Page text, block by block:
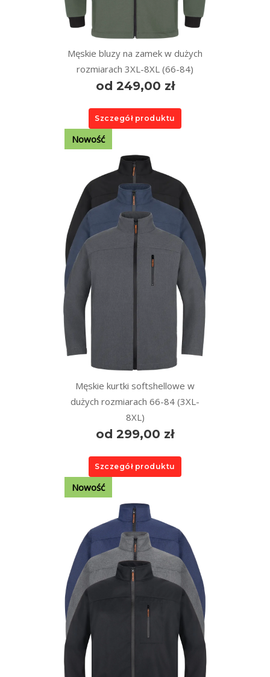
Męskie bluzy na zamek w dużych
rozmiarach 3XL-8XL (66-84)
od 249,00 zł
Szczegół produktu
Nowość
Męskie kurtki softshellowe w
dużych rozmiarach 66-84 (3XL-
8XL)
od 299,00 zł
Szczegół produktu
Nowość